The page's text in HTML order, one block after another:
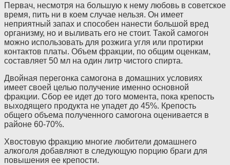
Первач, несмотря на большую к нему любовь в советское
время, пить ни в коем случае нельзя. Он имеет
неприятный запах и способен нанести большой вред
организму, но и выливать его не стоит. Такой самогон
можно использовать для розжига угля или протирки
контактов платы. Объем фракции, по общим оценкам,
составляет 50 мл на один литр чистого спирта.
Двойная перегонка самогона в домашних условиях
имеет своей целью получение именно основной
фракции. Сбор ее идет до того момента, пока крепость
выходящего продукта не упадет до 45%. Крепость
общего объема полученного самогона оценивается в
районе 60-70%.
Хвостовую фракцию многие любители домашнего
алкоголя добавляют в следующую порцию браги для
повышения ее крепости.